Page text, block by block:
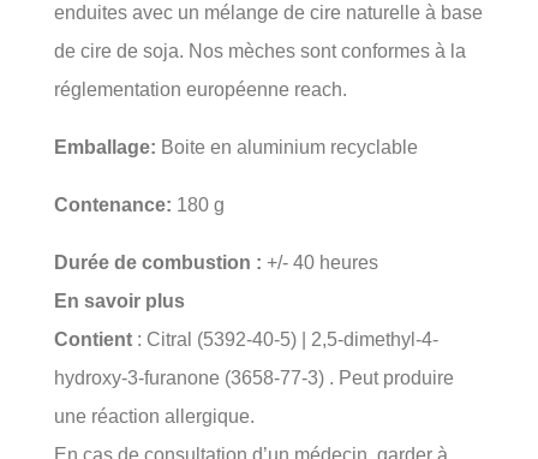
enduites avec un mélange de cire naturelle à base
de cire de soja. Nos mèches sont conformes à la
réglementation européenne reach.
Emballage: Boite en aluminium recyclable
Contenance: 180 g
Durée de combustion : +/- 40 heures
En savoir plus
Contient: Citral (5392-40-5) | 2,5-dimethyl-4-
hydroxy-3-furanone (3658-77-3) . Peut produire
une réaction allergique.
En cas de consultation d’un médecin, garder à